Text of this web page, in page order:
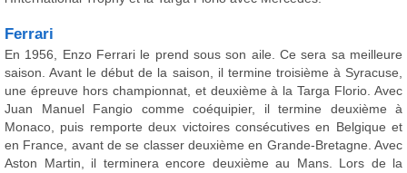
Ferrari
En 1956, Enzo Ferrari le prend sous son aile. Ce sera sa meilleure
saison. Avant le début de la saison, il termine troisième à Syracuse,
une épreuve hors championnat, et deuxième à la Targa Florio. Avec
Juan Manuel Fangio comme coéquipier, il termine deuxième à
Monaco, puis remporte deux victoires consécutives en Belgique et
en France, avant de se classer deuxième en Grande-Bretagne. Avec
Aston Martin, il terminera encore deuxième au Mans. Lors de la